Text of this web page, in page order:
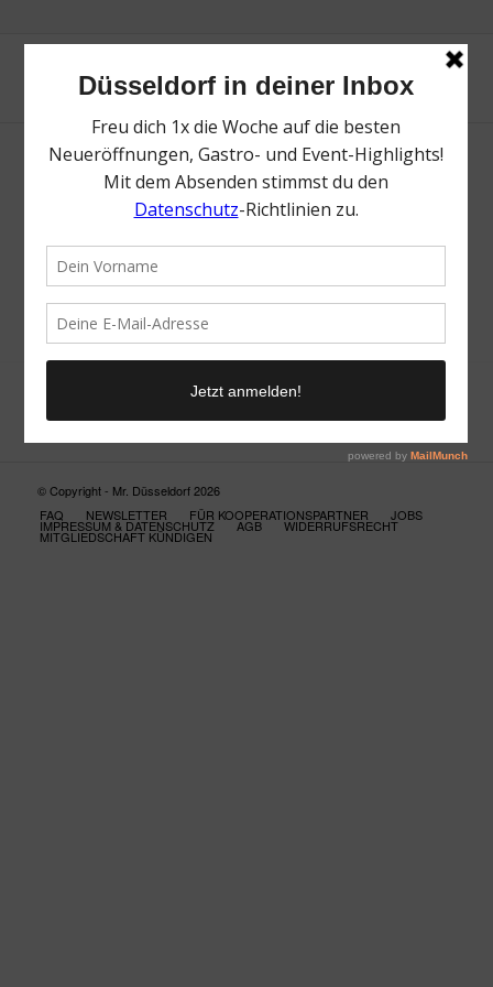
Neue Suche
Suchergebnis nicht zufriedenstellend? Versuche es mal mit
einem Wortteil oder einer anderen Schreibweise.
© Copyright - Mr. Düsseldorf 2026
FAQ
NEWSLETTER FÜR KOOPERATIONSPARTNER JOBS
IMPRESSUM & DATENSCHUTZ AGB WIDERRUFSRECHT
MITGLIEDSCHAFT KÜNDIGEN